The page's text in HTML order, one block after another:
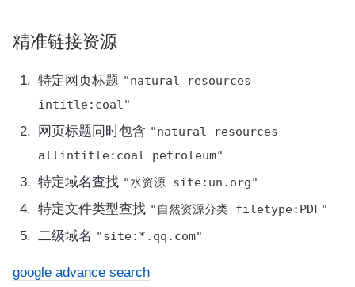
精准链接资源
特定网页标题 "natural resources
intitle:coal"
网页标题同时包含 "natural resources
allintitle:coal petroleum"
特定域名查找 "水资源 site:un.org"
特定文件类型查找 "自然资源分类 filetype:PDF"
二级域名 "site:*.qq.com"
google advance search